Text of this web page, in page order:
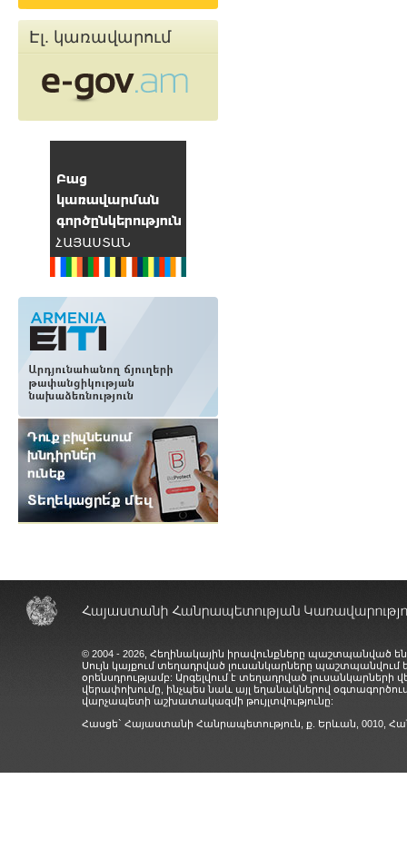
Էլ. կառավարում
© 2004 - 2026, Հեղինակային իրավունքները պաշտպանված
Սույն կայքում տեղադրված լուսանկարները
օրենսդրությամբ: Արգելվում է տեղադրված
վերափոխումը, ինչպես նաև այլ եղանակներով
վարչապետի աշխատակազմի թույլտվությունը:
Հասցե` Հայաստանի Հանրապետություն, ք. Երևան, 0010,